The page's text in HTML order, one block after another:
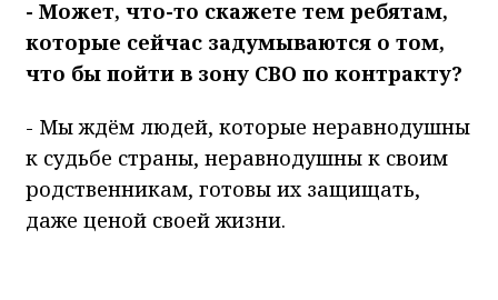
- Может, что-то скажете тем ребятам,
которые сейчас задумываются о том,
что бы пойти в зону СВО по контракту?
- Мы ждём людей, которые неравнодушны
к судьбе страны, неравнодушны к своим
родственникам, готовы их защищать,
даже ценой своей жизни.